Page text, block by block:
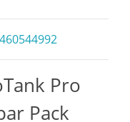
Pro
Pack